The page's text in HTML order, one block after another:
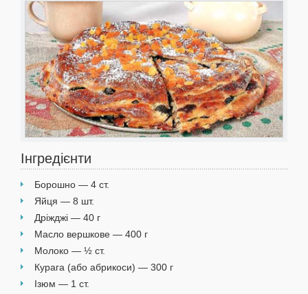
Інгредієнти
Борошно — 4 ст.
Яйця — 8 шт.
Дріжджі — 40 г
Масло вершкове — 400 г
Молоко — ½ ст.
Курага (або абрикоси) — 300 г
Ізюм — 1 ст.